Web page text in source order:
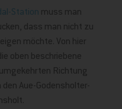
Station muss man
dass man nicht zu
möchte. Von hier
oben beschriebene
Richtung
den Aue-Godensholter-